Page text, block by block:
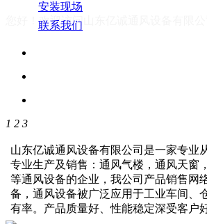
您好！欢迎访问
安装现场
联系我们
1 2 3
山东亿诚通风设备有限公司是一家专业
专业生产及销售：通风气楼，通风天窗
等通风设备的企业，我公司产品销售网
备，通风设备被广泛应用于工业车间、
有率。产品质量好、性能稳定深受客